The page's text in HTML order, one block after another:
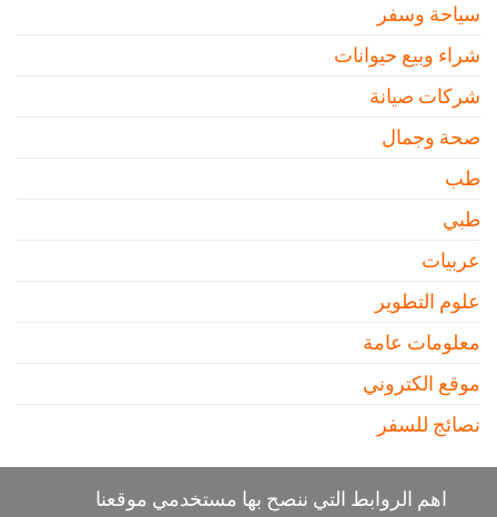
سياحة وسفر
شراء وبيع حيوانات
شركات صيانة
صحة وجمال
طب
طبي
عربيات
علوم التطوير
معلومات عامة
موقع الكتروني
نصائج للسفر
اهم الروابط التي ننصح بها مستخدمي موقعنا